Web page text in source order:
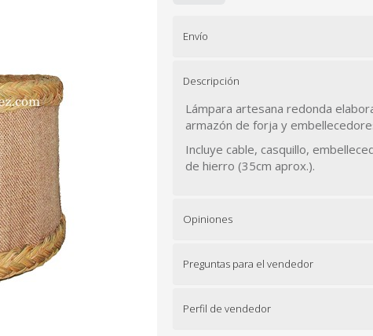
Envío
Descripción
Lámpara artesana redonda
armazón de forja y
Incluye cable, casquillo,
de hierro (35cm aprox.).
Opiniones
Preguntas para el vendedor
Perfil de vendedor